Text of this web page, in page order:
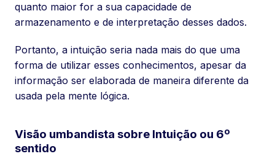
quanto maior for a sua capacidade de
armazenamento e de interpretação desses dados.
Portanto, a intuição seria nada mais do que uma
forma de utilizar esses conhecimentos, apesar da
informação ser elaborada de maneira diferente da
usada pela mente lógica.
Visão umbandista sobre Intuição ou 6º
sentido